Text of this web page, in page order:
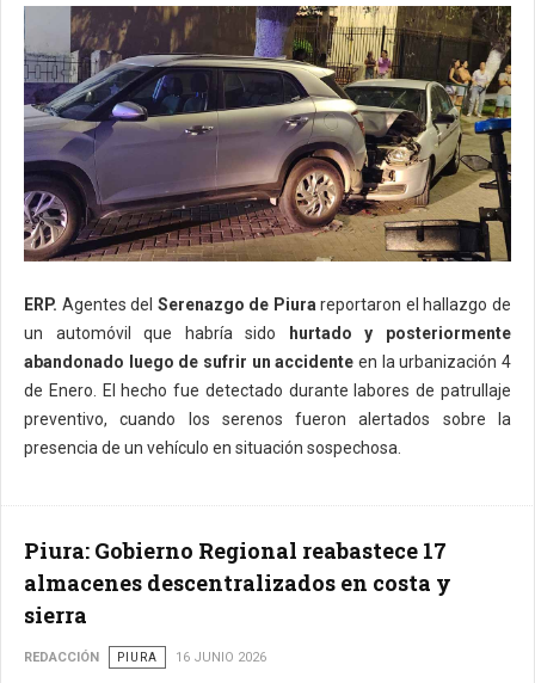
ERP. Agentes del Serenazgo de Piurareportaron el hallazgo de
un automóvil que habría sido
hurtado y posteriormente
abandonado luego de sufrir un accidente en la urbanización 4
de Enero. El hecho fue detectado durante labores de patrullaje
preventivo, cuando los serenos fueron alertados sobre la
presencia de un vehículo en situación sospechosa.
Piura: Gobierno Regional reabastece 17
almacenes descentralizados en costa y
sierra
REDACCIÓN PIURA 16 JUNIO 2026